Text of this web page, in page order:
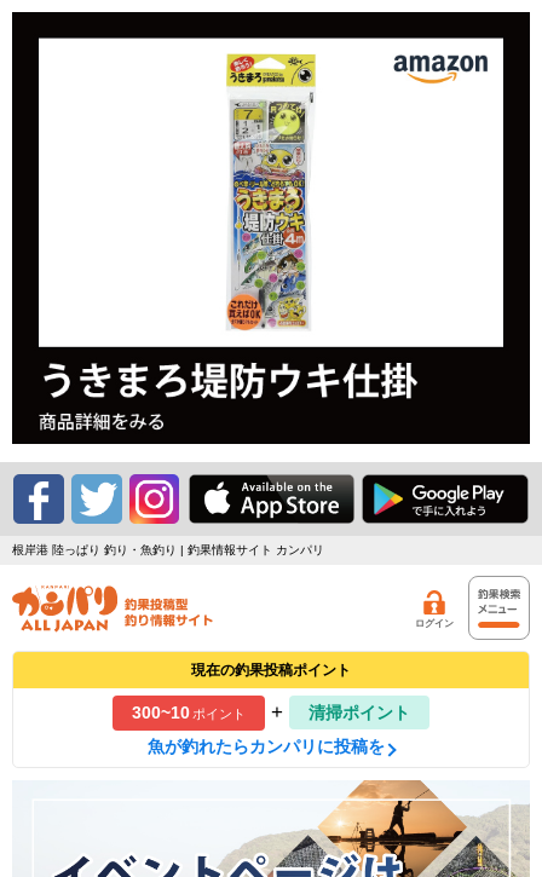
根岸港 陸っぱり 釣り・魚釣り | 釣果情報サイト カンパリ
ログイン
現在の釣果投稿ポイント
300~10ポイント +
清掃ポイント
魚が釣れたらカンパリに投稿を